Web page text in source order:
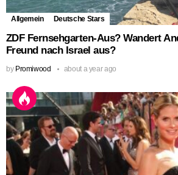
Allgemein Deutsche Stars
ZDF Fernsehgarten-Aus? Wandert
Freund nach Israel aus?
by Promiwood about a year ago